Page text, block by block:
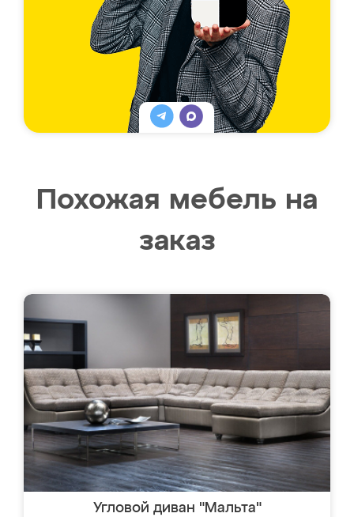
Похожая мебель на
заказ
Угловой диван "Мальта"